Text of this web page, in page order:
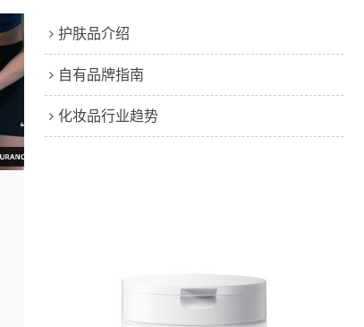
护肤品介绍
自有品牌指南
化妆品行业趋势